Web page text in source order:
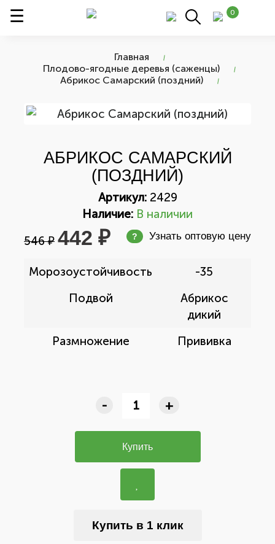
0
Главная
Плодово-ягодные деревья (саженцы)
Абрикос Самарский (поздний)
АБРИКОС САМАРСКИЙ
(ПОЗДНИЙ)
Артикул:2429
Наличие: В наличии
546 ₽ 442 ₽ ? Узнать оптовую цену
Морозоустойчивость
-35
Подвой
Абрикос
дикий
Размножение
Прививка
- +
Купить
Купить в 1 клик